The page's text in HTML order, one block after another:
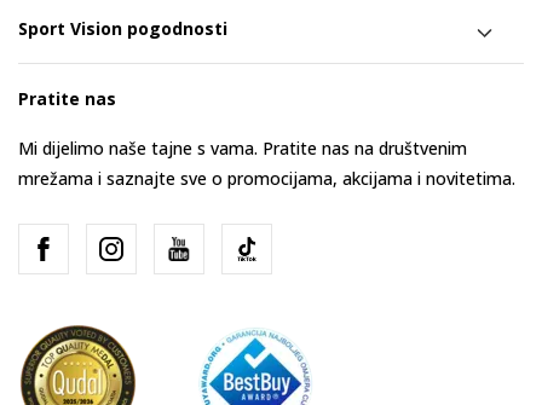
Sport Vision pogodnosti
Pratite nas
Mi dijelimo naše tajne s vama. Pratite nas na društvenim
mrežama i saznajte sve o promocijama, akcijama i novitetima.